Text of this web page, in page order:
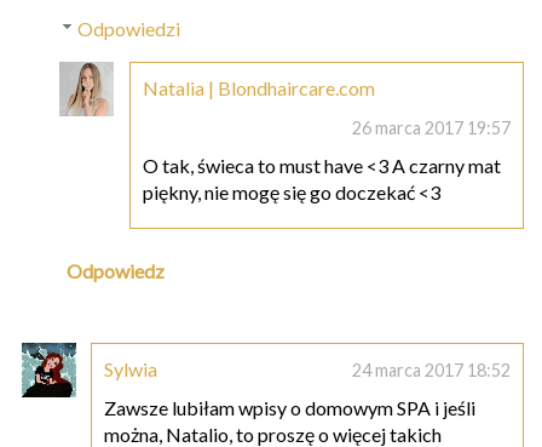
Odpowiedzi
Natalia | Blondhaircare.com
26 marca 2017 19:57
O tak, świeca to must have <3 A czarny mat
piękny, nie mogę się go doczekać <3
Odpowiedz
Sylwia 24 marca 2017 18:52
Zawsze lubiłam wpisy o domowym SPA i jeśli
można, Natalio, to proszę o więcej takich